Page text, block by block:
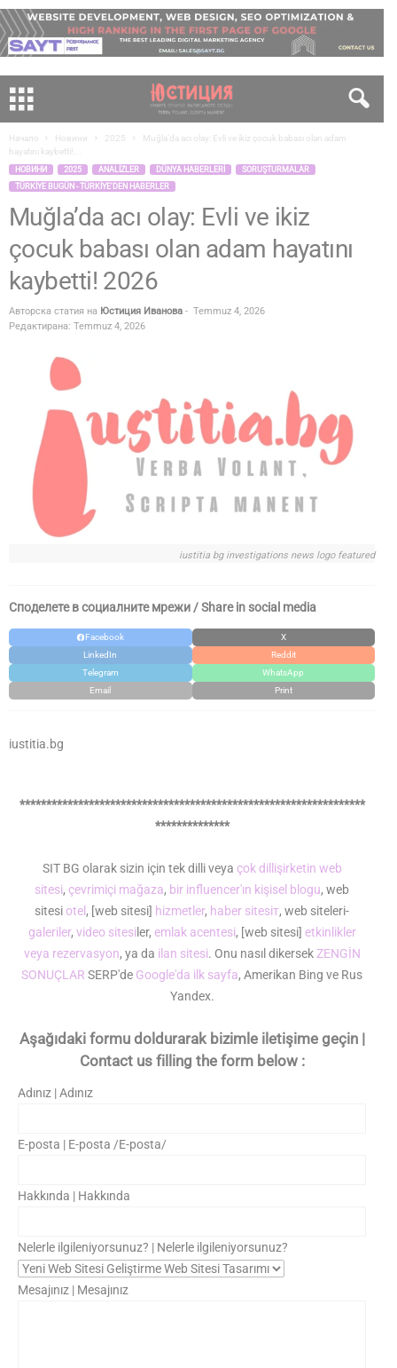
Начало Новини 2025
Muğla’da acı olay: Evli ve ikiz çocuk babası olan adam
hayatını kaybetti!...
НОВИНИ 2025 ANALIZLER DÜNYA HABERLERI
SORUŞTURMALAR
TÜRKIYE BUGÜN - TÜRKIYE'DEN HABERLER
Muğla’da acı olay: Evli ve ikiz
çocuk babası olan adam hayatını
kaybetti! 2026
Авторска статия на Юстиция Иванова - Temmuz 4, 2026
Редактирана: Temmuz 4, 2026
iustitia bg investigations news logo featured
Споделете в социалните мрежи / Share in social media
Facebook
X
LinkedIn
Reddit
Telegram
WhatsApp
Email
Print
iustitia.bg
*****************************************************************
**************
SIT BG olarak sizin için tek dilli veya çok dillişirketin web
sitesi, çevrimiçi mağaza, bir influencer'ın kişisel blogu, web
sitesiotel , [web sitesi] hizmetler, haber sitesiт, web siteleri-
galeriler, video sitesiler, emlak acentesi, [web sitesi] etkinlikler
veya rezervasyon, ya da ilan sitesi. Onu nasıl dikersekZENGİN
SONUÇLAR SERP'de Google'da ilk sayfa, Amerikan Bing ve Rus
Yandex.
Aşağıdaki formu doldurarak bizimle iletişime geçin |
Contact us filling the form below :
Adınız | Adınız
E-posta | E-posta /E-posta/
Hakkında | Hakkında
Nelerle ilgileniyorsunuz? | Nelerle ilgileniyorsunuz?
Mesajınız | Mesajınız